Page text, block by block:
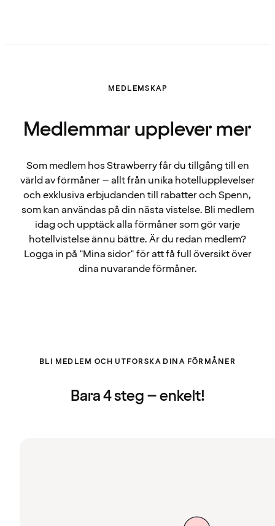
MEDLEMSKAP
Medlemmar upplever mer
Som medlem hos Strawberry får du tillgång till en
värld av förmåner – allt från unika hotellupplevelser
och exklusiva erbjudanden till rabatter och Spenn,
som kan användas på din nästa vistelse. Bli medlem
idag och upptäck alla förmåner som gör varje
hotellvistelse ännu bättre. Är du redan medlem?
Logga in på "Mina sidor" för att få full översikt över
dina nuvarande förmåner.
BLI MEDLEM OCH UTFORSKA DINA FÖRMÅNER
Bara 4 steg – enkelt!